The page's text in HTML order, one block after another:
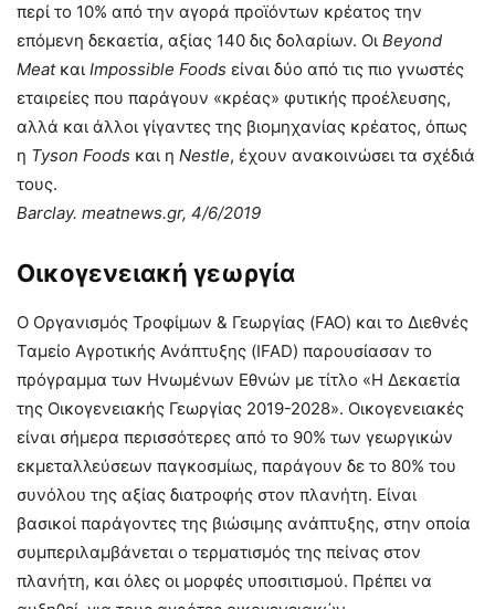
περί το 10% από την αγορά προϊόντων κρέατος την
επόμενη δεκαετία, αξίας 140 δις δολαρίων. Οι Beyond
Meatκαι Impossible Foods είναι δύο από τις πιο γνωστές
εταιρείες που παράγουν «κρέας» φυτικής προέλευσης,
αλλά και άλλοι γίγαντες της βιομηχανίας κρέατος, όπως
η Tyson Foods και η Nestle, έχουν ανακοινώσει τα σχέδιά
τους.
Barclay. meatnews.gr, 4/6/2019
Οικογενειακή γεωργία
Ο Οργανισμός Τροφίμων & Γεωργίας (FAO) και το Διεθνές
Ταμείο Αγροτικής Ανάπτυξης (IFAD) παρουσίασαν το
πρόγραμμα των Ηνωμένων Εθνών με τίτλο «Η Δεκαετία
της Οικογενειακής Γεωργίας 2019-2028». Οικογενειακές
είναι σήμερα περισσότερες από το 90% των γεωργικών
εκμεταλλεύσεων παγκοσμίως, παράγουν δε το 80% του
συνόλου της αξίας διατροφής στον πλανήτη. Είναι
βασικοί παράγοντες της βιώσιμης ανάπτυξης, στην οποία
συμπεριλαμβάνεται ο τερματισμός της πείνας στον
πλανήτη, και όλες οι μορφές υποσιτισμού. Πρέπει να